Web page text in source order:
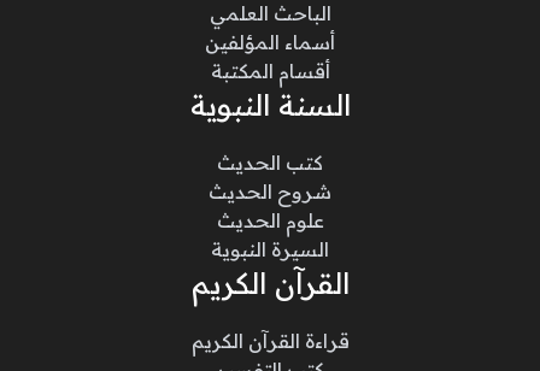
الباحث العلمي
أسماء المؤلفين
أقسام المكتبة
السنة النبوية
كتب الحديث
شروح الحديث
علوم الحديث
السيرة النبوية
القرآن الكريم
قراءة القرآن الكريم